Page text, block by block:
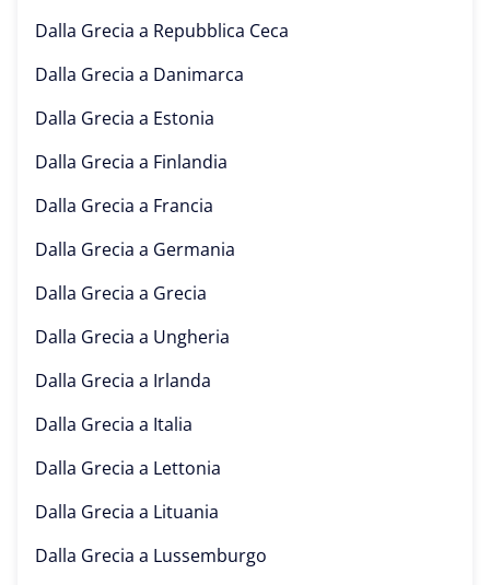
Dalla Grecia a Repubblica Ceca
Dalla Grecia a Danimarca
Dalla Grecia a Estonia
Dalla Grecia a Finlandia
Dalla Grecia a Francia
Dalla Grecia a Germania
Dalla Grecia a Grecia
Dalla Grecia a Ungheria
Dalla Grecia a Irlanda
Dalla Grecia a Italia
Dalla Grecia a Lettonia
Dalla Grecia a Lituania
Dalla Grecia a Lussemburgo